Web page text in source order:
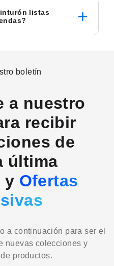
listas
boletín
a nuestro
recibir
de
última
y Ofertas
a continuación para ser el
nuevas colecciones y
productos.